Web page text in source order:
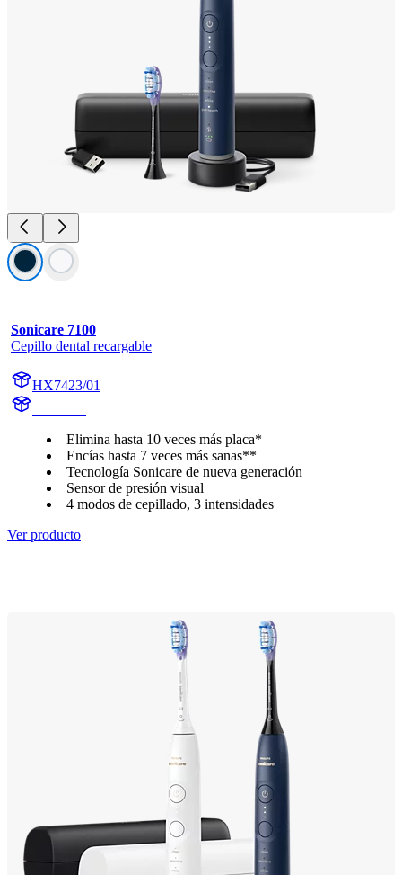
Sonicare 7100
Cepillo dental recargable
HX7423/01
Elimina hasta 10 veces más placa*
Encías hasta 7 veces más sanas**
Tecnología Sonicare de nueva generación
Sensor de presión visual
4 modos de cepillado, 3 intensidades
Ver producto